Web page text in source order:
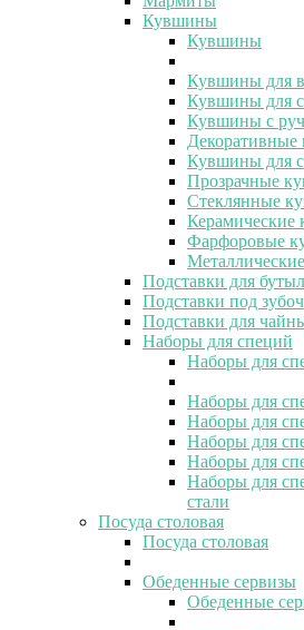
Кувшины
Кувшины
Кувшины для
Кувшины для
Кувшины с
Кувшины для
Прозрачные
Стеклянные
Фарфоровые
Подставки для
Подставки под
Подставки для
Наборы для специй
Наборы для
Наборы для
Наборы для
Наборы для
Наборы для
Наборы для
стали
Посуда столовая
Посуда столовая
Обеденные сервизы
Обеденные